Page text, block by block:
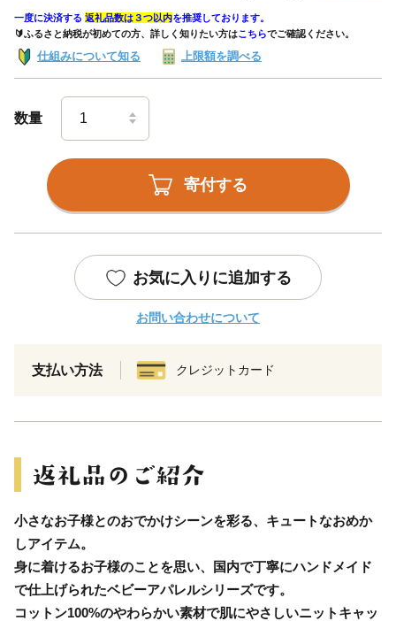
一度に決済する 返礼品数は３つ以内を推奨しております。
🔰ふるさと納税が初めての方、詳しく知りたい方はこちらでご確認ください。
仕組みについて知る 上限額を調べる
数量
寄付する
お気に入りに追加する
お問い合わせについて
支払い方法 クレジットカード
小さなお子様とのおでかけシーンを彩る、キュートなおめか
しアイテム。
身に着けるお子様のことを思い、国内で丁寧にハンドメイド
で仕上げられたベビーアパレルシリーズです。
コットン100%のやわらかい素材で肌にやさしいニットキャッ